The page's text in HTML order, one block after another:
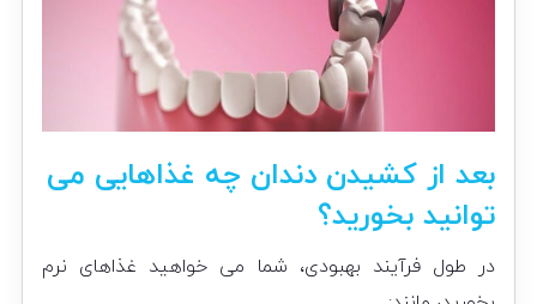
بعد از کشیدن دندان چه غذاهایی می
توانید بخورید؟
در طول فرآیند بهبودی، شما می خواهید غذاهای نرم